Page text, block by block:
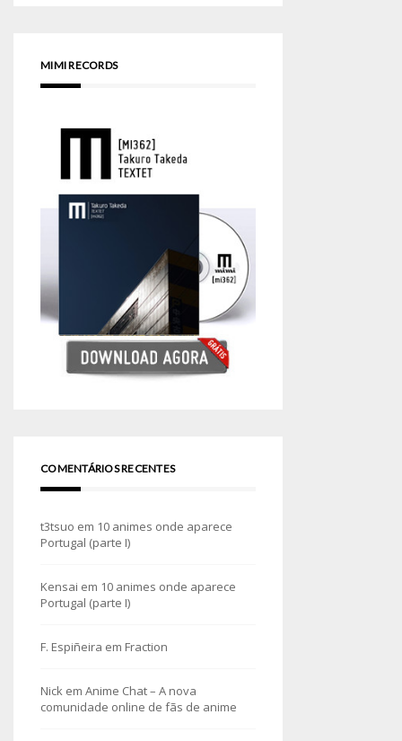
MIMI RECORDS
COMENTÁRIOS RECENTES
t3tsuo em 10 animes onde aparece
Portugal (parte I)
Kensai em 10 animes onde aparece
Portugal (parte I)
F. Espiñeira em Fraction
Nick em Anime Chat – A nova
comunidade online de fãs de anime